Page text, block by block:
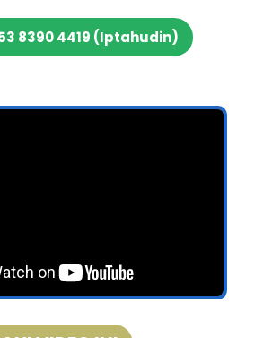
8390 4419 (Iptahudin)